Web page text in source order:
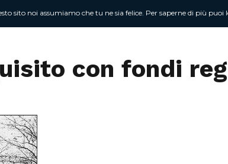
Chi sono Attività Newsletter
con fondi
sito noi assumiamo che tu ne sia felice. Per saperne di più puoi